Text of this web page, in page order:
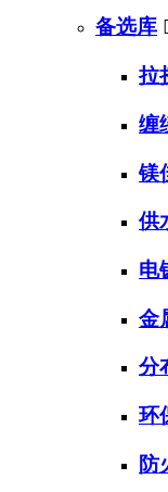
备选库
拉
缠
镁
供
电
金
分
环
防